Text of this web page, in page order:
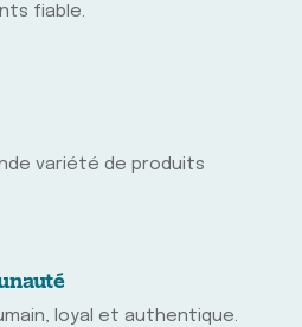
fiable.
variété de produits
loyal et authentique.